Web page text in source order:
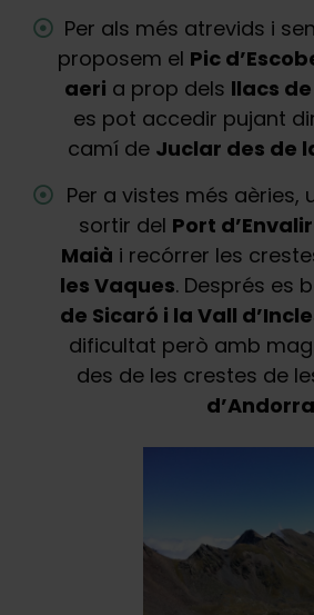
Per als més atrevids i
proposem el Pic
aeri a prop dels llacs
es pot accedir pujant
camí de Juclar des de
Per a vistes més aèries,
sortir del Port
Maià i recórrer les
les Vaques. Després es
de Sicaró i la Vall
dificultat però amb
des de les crestes de
d’Andorra